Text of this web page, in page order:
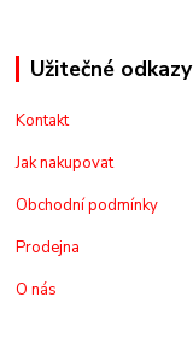
Užitečné odkazy
Kontakt
Jak nakupovat
Obchodní podmínky
Prodejna
O nás